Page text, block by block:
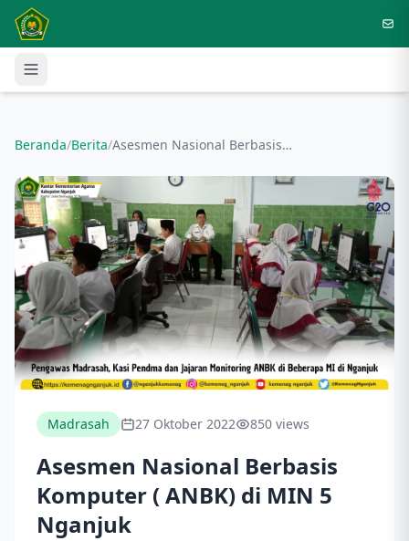
Langsung ke konten utama
Beranda/Berita/ Asesmen Nasional Berbasis Komputer ( ANBK) di MIN 5 Nganjuk
Madrasah 27 Oktober 2022 850 views
Asesmen Nasional Berbasis
Komputer ( ANBK) di MIN 5
Nganjuk